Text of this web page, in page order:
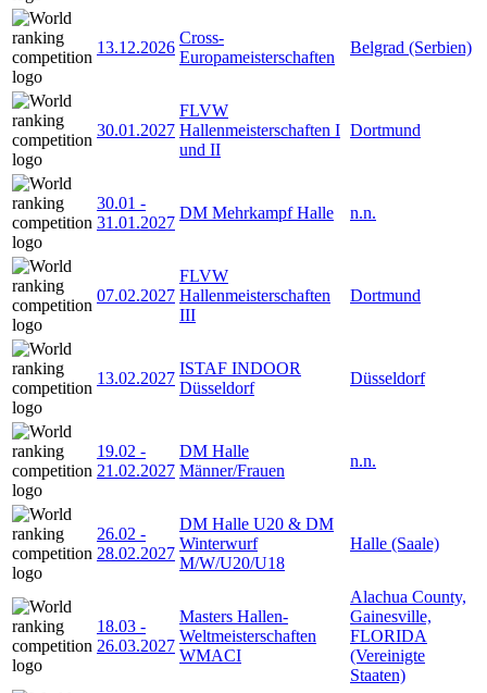
13.12.2026
Cross-
Europameisterschaften
Belgrad (Serbien)
30.01.2027
FLVW
Hallenmeisterschaften I
und II
Dortmund
30.01 -
31.01.2027
DM Mehrkampf Halle n.n.
07.02.2027
FLVW
Hallenmeisterschaften
III
Dortmund
13.02.2027
ISTAF INDOOR
Düsseldorf
Düsseldorf
19.02 -
21.02.2027
DM Halle
Männer/Frauen
n.n.
26.02 -
28.02.2027
DM Halle U20 & DM
Winterwurf
M/W/U20/U18
Halle (Saale)
18.03 -
26.03.2027
Masters Hallen-
Weltmeisterschaften
WMACI
Alachua County,
Gainesville,
FLORIDA
(Vereinigte
Staaten)